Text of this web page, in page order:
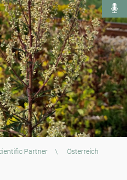
Partner \
Österreich